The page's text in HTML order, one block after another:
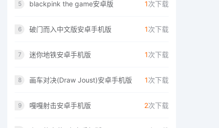
5 blackpink the game安卓版 1次下载
6 破门而入中文版安卓手机版 1次下载
7 迷你地铁安卓手机版 1次下载
8 画车对决(Draw Joust)安卓手机版 1次下载
9 嘎嘎射击安卓手机版 2次下载